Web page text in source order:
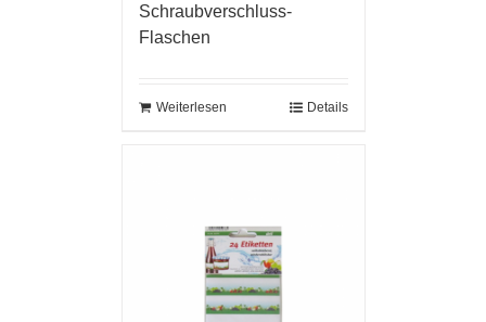
Schraubverschluss-
Flaschen
Weiterlesen Details